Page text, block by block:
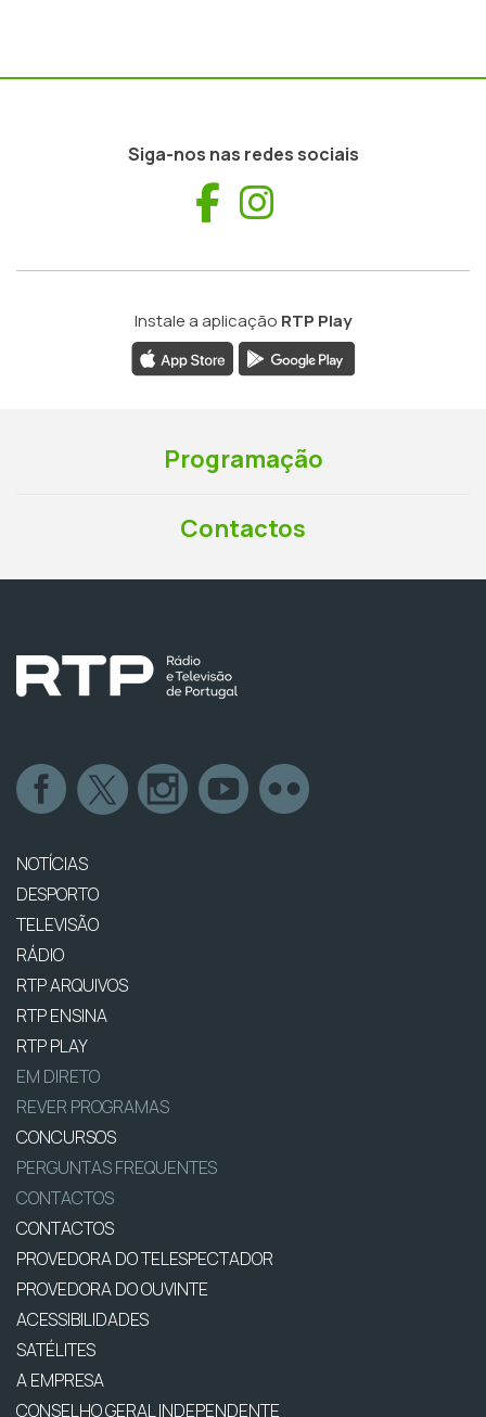
Siga-nos nas redes sociais
Facebook
Instale a aplicação RTP Play
Programação
Contactos
NOTÍCIAS
DESPORTO
TELEVISÃO
RÁDIO
RTP ARQUIVOS
RTP ENSINA
RTP PLAY
EM DIRETO
REVER PROGRAMAS
CONCURSOS
PERGUNTAS FREQUENTES
CONTACTOS
CONTACTOS
PROVEDORA DO TELESPECTADOR
PROVEDORA DO OUVINTE
ACESSIBILIDADES
SATÉLITES
A EMPRESA
CONSELHO GERAL INDEPENDENTE